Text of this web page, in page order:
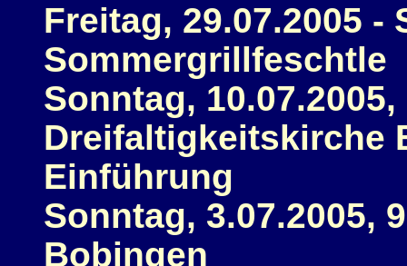
Freitag, 29.07.2005 -
Sommergrillfeschtle
Sonntag,
Dreifaltigkeitskirche
Einführung
Sonntag, 3.07.2005,
Bobingen